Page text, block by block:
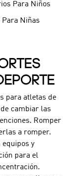
Para Niños
Para Niñas
para atletas de
cambiar las
Romper
a romper.
equipos y
para el